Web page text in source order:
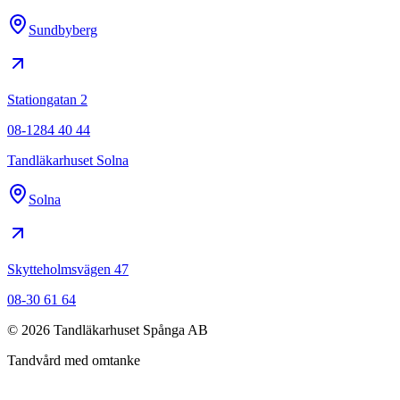
Sundbyberg
Stationgatan 2
08-1284 40 44
Tandläkarhuset Solna
Solna
Skytteholmsvägen 47
08-30 61 64
© 2026 Tandläkarhuset Spånga AB
Tandvård med omtanke